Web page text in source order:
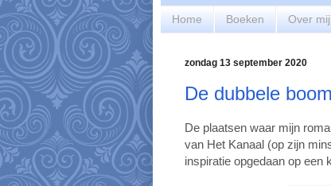
Home Boeken Over mij
zondag 13 september 2020
De dubbele boom
De plaatsen waar mijn
van Het Kanaal (op zijn
inspiratie opgedaan op